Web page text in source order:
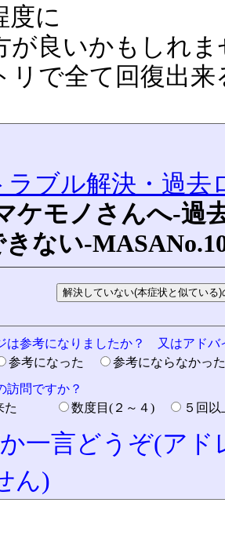
度に
が良いかもしれま
で全て回復出来
ブル解決・過去
ケモノさんへ-過
ない-
は参考になりましたか？ 又はアドバ
参考になった
参考にならなか
訪問ですか？
来た
数度目(２～４) ５回
一言どうぞ(ア
ん)